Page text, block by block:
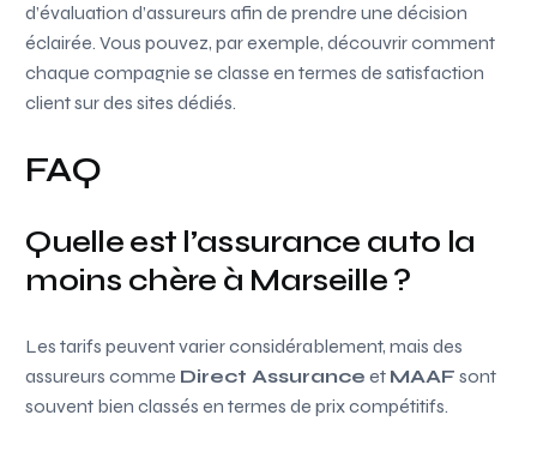
d’évaluation d’assureurs afin de prendre une décision
éclairée. Vous pouvez, par exemple, découvrir comment
chaque compagnie se classe en termes de satisfaction
client sur des sites dédiés.
FAQ
Quelle est l’assurance auto la
moins chère à Marseille ?
Les tarifs peuvent varier considérablement, mais des
assureurs comme Direct Assurance et MAAF sont
souvent bien classés en termes de prix compétitifs.